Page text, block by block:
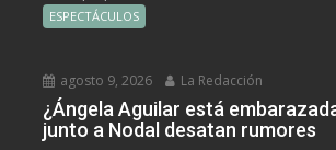
ESPECTÁCULOS
agosto 9, 2026 La Redacción
¿Ángela Aguilar está
junto a Nodal desatan rumores